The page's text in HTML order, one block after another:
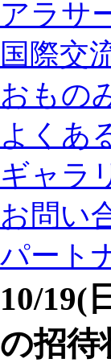
アラサ
国際交
おもの
よくあ
ギャラ
お問い
パート
10/19(
の招